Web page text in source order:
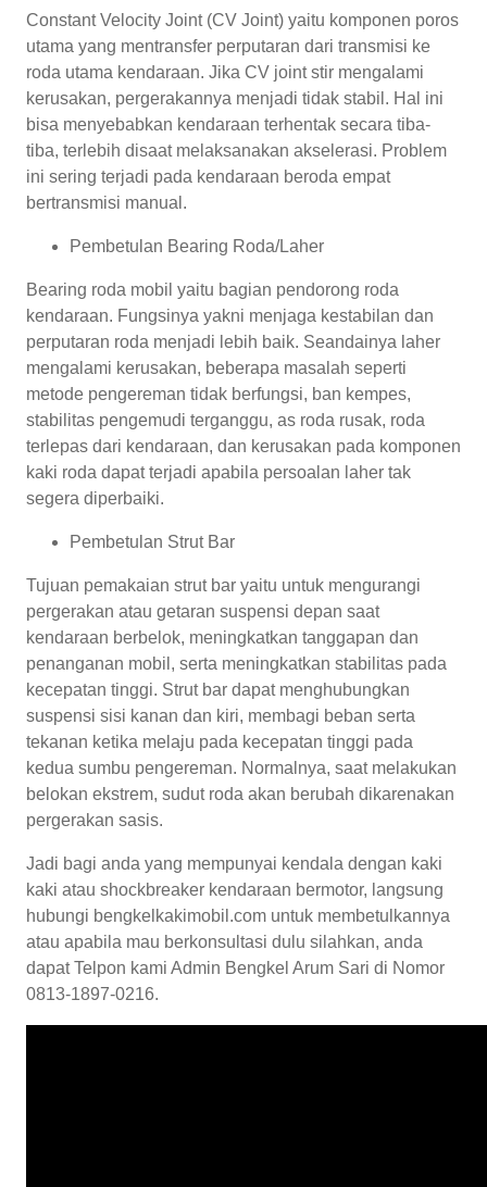
Constant Velocity Joint (CV Joint) yaitu komponen poros
utama yang mentransfer perputaran dari transmisi ke
roda utama kendaraan. Jika CV joint stir mengalami
kerusakan, pergerakannya menjadi tidak stabil. Hal ini
bisa menyebabkan kendaraan terhentak secara tiba-
tiba, terlebih disaat melaksanakan akselerasi. Problem
ini sering terjadi pada kendaraan beroda empat
bertransmisi manual.
Pembetulan Bearing Roda/Laher
Bearing roda mobil yaitu bagian pendorong roda
kendaraan. Fungsinya yakni menjaga kestabilan dan
perputaran roda menjadi lebih baik. Seandainya laher
mengalami kerusakan, beberapa masalah seperti
metode pengereman tidak berfungsi, ban kempes,
stabilitas pengemudi terganggu, as roda rusak, roda
terlepas dari kendaraan, dan kerusakan pada komponen
kaki roda dapat terjadi apabila persoalan laher tak
segera diperbaiki.
Pembetulan Strut Bar
Tujuan pemakaian strut bar yaitu untuk mengurangi
pergerakan atau getaran suspensi depan saat
kendaraan berbelok, meningkatkan tanggapan dan
penanganan mobil, serta meningkatkan stabilitas pada
kecepatan tinggi. Strut bar dapat menghubungkan
suspensi sisi kanan dan kiri, membagi beban serta
tekanan ketika melaju pada kecepatan tinggi pada
kedua sumbu pengereman. Normalnya, saat melakukan
belokan ekstrem, sudut roda akan berubah dikarenakan
pergerakan sasis.
Jadi bagi anda yang mempunyai kendala dengan kaki
kaki atau shockbreaker kendaraan bermotor, langsung
hubungi bengkelkakimobil.com untuk membetulkannya
atau apabila mau berkonsultasi dulu silahkan, anda
dapat Telpon kami Admin Bengkel Arum Sari di Nomor
0813-1897-0216.